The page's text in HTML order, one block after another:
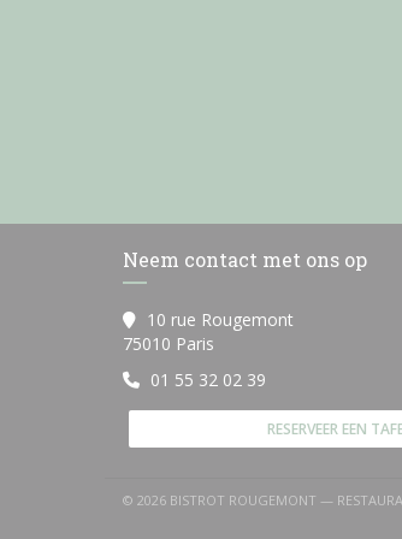
Neem contact met ons op
10 rue Rougemont
75010 Paris
01 55 32 02 39
RESERVEER EEN
© 2026 BISTROT ROUGEMONT —